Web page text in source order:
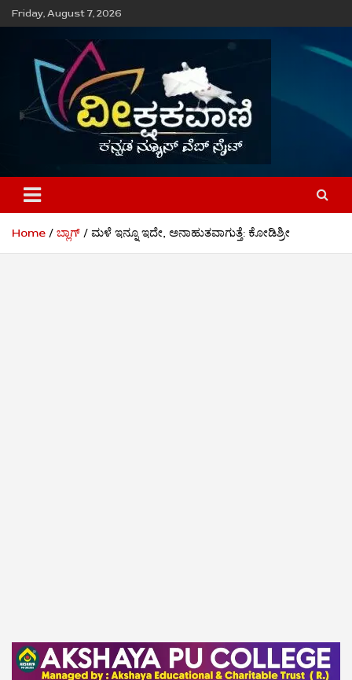
Skip
to
Friday, August 7, 2026
ವೀಕ್ಷಕವಾಣಿ
Home ಬ್ಲಾಗ್ ಮಳೆ ಇನ್ನೂ ಇದೇ, ಅನಾಹುತವಾಗುತ್ತೆ: ಕೋಡಿಶ್ರೀ